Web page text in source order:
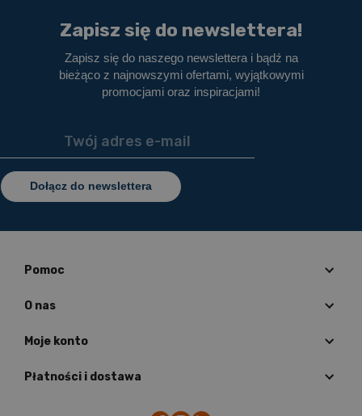
Zapisz się do newslettera!
Zapisz się do naszego newslettera i bądź na
bieżąco z najnowszymi ofertami, wyjątkowymi
promocjami oraz inspiracjami!
Dołącz do newslettera
Pomoc
O nas
Moje konto
Płatności i dostawa